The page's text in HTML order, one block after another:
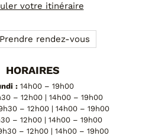
et collections
votre itinéraire
Prendre rendez-vous
HORAIRES
: 14h00 – 19h00
– 12h00 | 14h00 – 19h00
– 12h00 | 14h00 – 19h00
– 12h00 | 14h00 – 19h00
– 12h00 | 14h00 – 19h00